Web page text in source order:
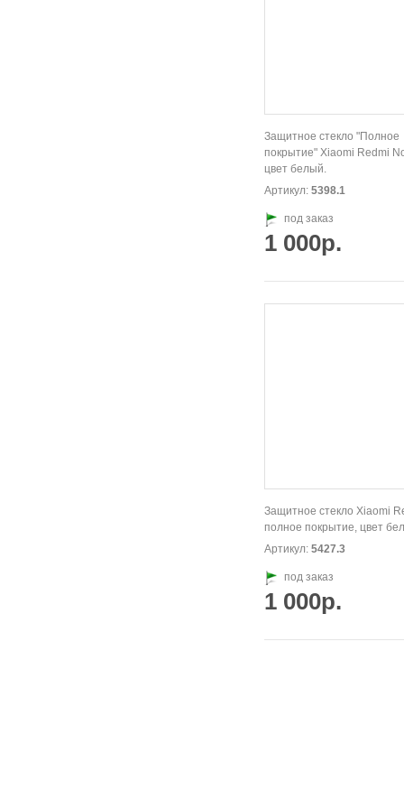
Защитное стекло "Полное
покрытие" Xiaomi Redmi
цвет белый.
Артикул: 5398.1
под заказ
1 000р.
Защитное стекло Xiaomi
полное покрытие, цвет
Артикул: 5427.3
под заказ
1 000р.